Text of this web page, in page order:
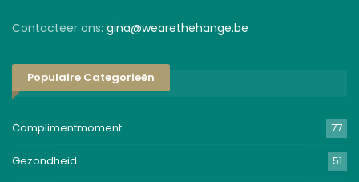
Contacteer ons: gina@wearethehange.be
Populaire Categorieën
Complimentmoment 77
Gezondheid 51